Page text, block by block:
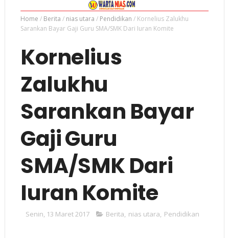
Home / Berita / nias utara / Pendidikan / Kornelius Zalukhu
Sarankan Bayar Gaji Guru SMA/SMK Dari Iuran Komite
Kornelius
Zalukhu
Sarankan Bayar
Gaji Guru
SMA/SMK Dari
Iuran Komite
Senin, 13 Maret 2017 Berita, nias utara, Pendidikan